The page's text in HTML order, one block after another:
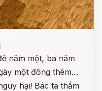
năm một, ba năm
một đông thêm…
hại! Bác ta thầm